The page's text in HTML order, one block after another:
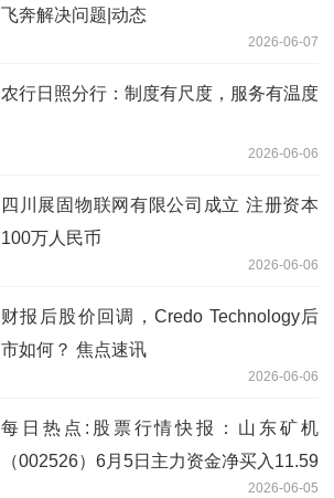
飞奔解决问题|动态
2026-06-07
农行日照分行：制度有尺度，服务有温度
2026-06-06
四川展固物联网有限公司成立 注册资本
100万人民币
2026-06-06
财报后股价回调，Credo Technology后
市如何？ 焦点速讯
2026-06-06
每日热点:股票行情快报：山东矿机
（002526）6月5日主力资金净买入11.59
2026-06-05